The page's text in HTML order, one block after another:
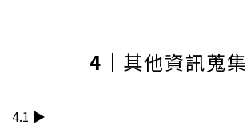
4 ｜其他資訊蒐集
4.1 ▶︎